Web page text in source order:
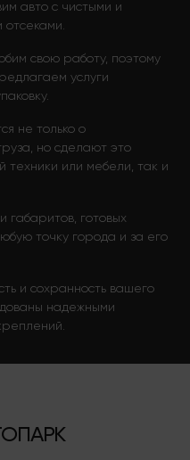
авто с чистыми и
свою работу, поэтому
услуги
не только о
но сделают это
техники или мебели, так и
габаритов, готовых
точку города и за его
и сохранность вашего
надежными